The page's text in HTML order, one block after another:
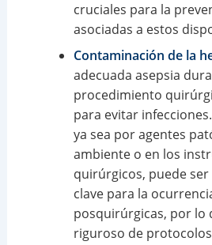
cruciales para la
asociadas a estos
Contaminación de la
adecuada asepsia
procedimiento
para evitar
ya sea por agentes
ambiente o en los
quirúrgicos, puede
clave para la
posquirúrgicas, por lo
riguroso de